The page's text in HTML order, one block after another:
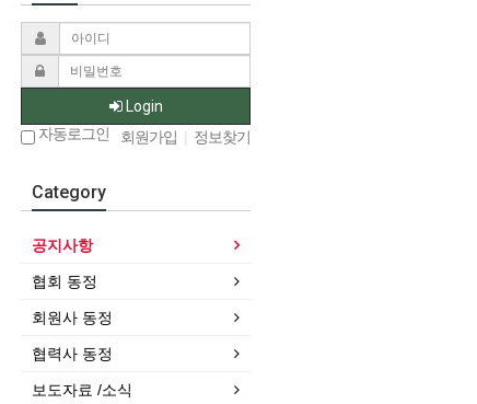
Login
자동로그인
회원가입 | 정보찾기
Category
공지사항
협회 동정
회원사 동정
협력사 동정
보도자료 /소식